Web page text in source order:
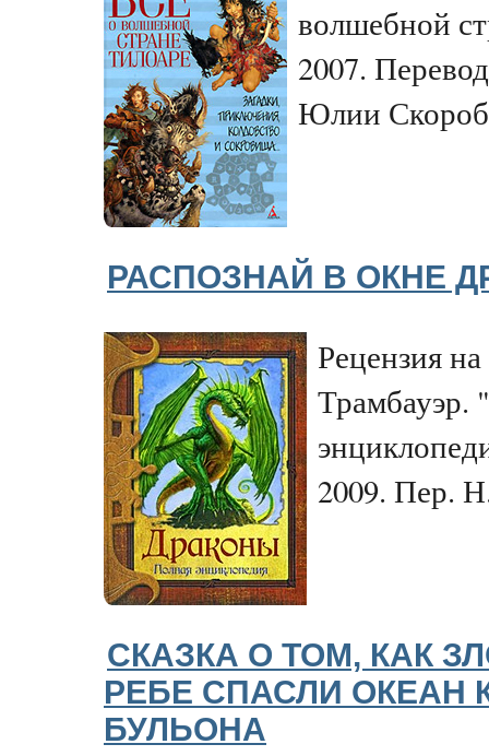
волшебной
2007.
Юлии
РАСПОЗНАЙ В ОКНЕ
Рецензия
Трамбауэр.
2009. Пер.
СКАЗКА О ТОМ, КАК
РЕБЕ СПАСЛИ ОКЕАН
БУЛЬОНА